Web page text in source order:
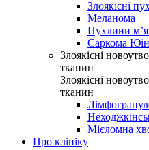
Злоякісні
Меланома
Пухлини
Саркома
Злоякісні
тканин
Злоякісні
тканин
Мієломна
Про клініку